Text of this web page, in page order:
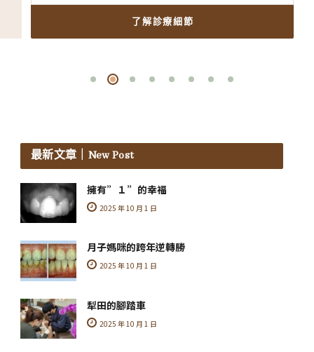
了解診療細節
最新文章 ｜New Post
擁有”１”的幸福
2025 年 10 月 1 日
月子媽咪的跨年逆轉勝
2025 年 10 月 1 日
犁田的腳踏車
2025 年 10 月 1 日